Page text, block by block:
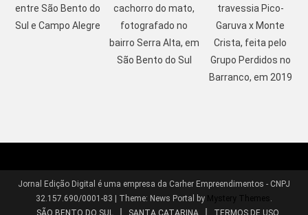
entre São Bento do
Sul e Campo Alegre
cachorro do mato,
fotografado no
bairro Serra Alta, em
São Bento do Sul
travessia Pico-
Garuva x Monte
Crista, feita pelo
Grupo Perdidos no
Barranco, em 2019
Jornal Edição Digital é uma empresa da Carher Empreendimentos - CNPJ
32.157.690/0001-83
Theme: News Portal by Mystery Themes .